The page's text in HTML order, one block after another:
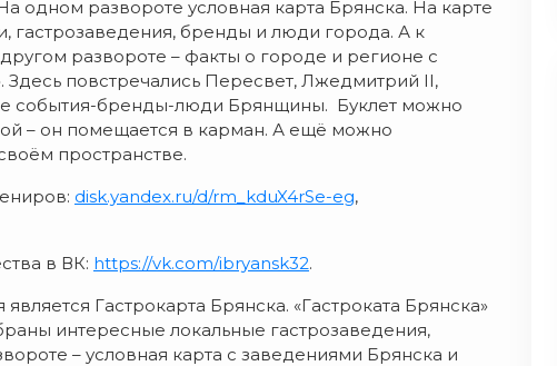
одном развороте условная карта Брянска. На карте
гастрозаведения, бренды и люди города. А к
развороте – факты о городе и регионе с
Здесь повстречались Пересвет, Лжедмитрий II,
события-бренды-люди Брянщины. Буклет можно
– он помещается в карман. А ещё можно
пространстве.
disk.yandex.ru/d/rm_kduX4rSe-eg,
в ВК: https://vk.com/ibryansk32.
Гастрокарта Брянска. «Гастроката Брянска»
интересные локальные гастрозаведения,
– условная карта с заведениями Брянска и